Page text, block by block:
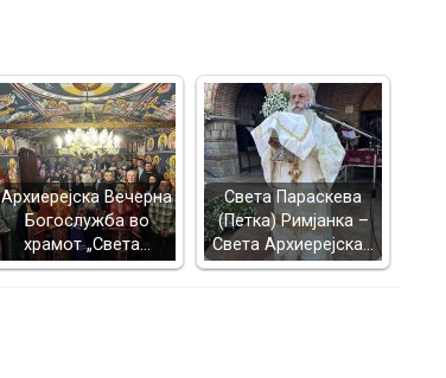
Архиерејска Вечерна
Богослужба во
храмот „Света…
Света Параскева
(Петка) Римјанка –
Света Архиерејска…